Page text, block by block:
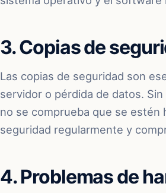
3. Copias de
Las copias de seguridad son
servidor o pérdida de datos.
no se comprueba que se estén
seguridad regularmente y
4. Problemas de